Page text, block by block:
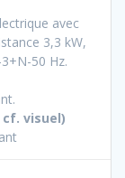
avec
3,3 kW,
50 Hz.
visuel)